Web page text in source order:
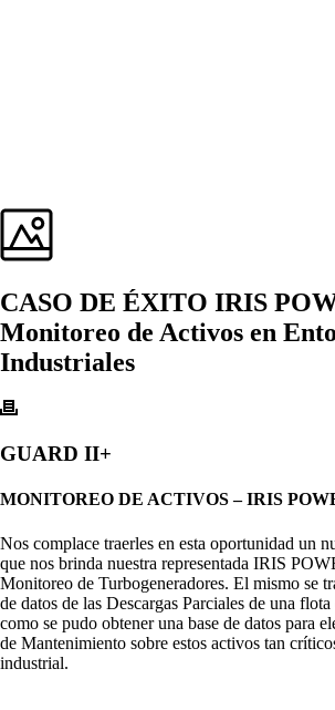
CASO DE ÉXITO IRIS
Monitoreo de Activos en
Industriales
GUARD II+
MONITOREO DE ACTIVOS – IRIS
Nos complace traerles en esta oportunidad un
que nos brinda nuestra representada IRIS
Monitoreo de Turbogeneradores. El mismo se
de datos de las Descargas Parciales de una
como se pudo obtener una base de datos para
de Mantenimiento sobre estos activos tan
industrial.